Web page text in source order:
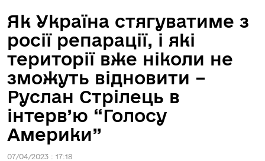
Як Україна стягуватиме з
росії репарації, і які
території вже ніколи не
зможуть відновити –
Руслан Стрілець в
інтерв’ю “Голосу
Америки”
07/04/2023 : 17:18